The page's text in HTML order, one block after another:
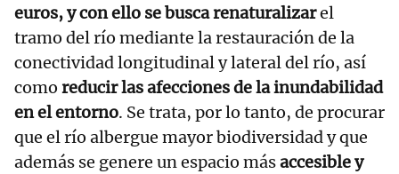
euros, y con ello se busca renaturalizarel
tramo del río mediante la restauración de la
conectividad longitudinal y lateral del río, así
como reducir las afecciones de la inundabilidad
en el entorno. Se trata, por lo tanto, de procurar
que el río albergue mayor biodiversidad y que
además se genere un espacio másaccesible y